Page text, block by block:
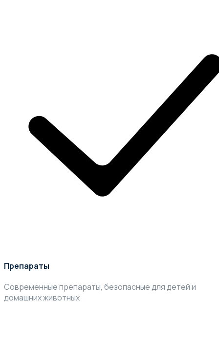
Препараты
Современные препараты, безопасные для детей и
домашних животных